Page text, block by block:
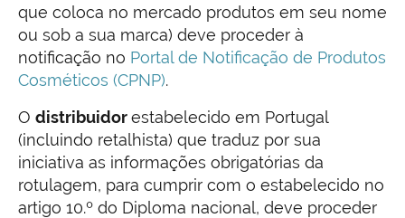
que coloca no mercado produtos em seu nome
ou sob a sua marca) deve proceder à
notificação no Portal de Notificação de Produtos
Cosméticos (CPNP).
O distribuidorestabelecido em Portugal
(incluindo retalhista) que traduz por sua
iniciativa as informações obrigatórias da
rotulagem, para cumprir com o estabelecido no
artigo 10.º do Diploma nacional, deve proceder